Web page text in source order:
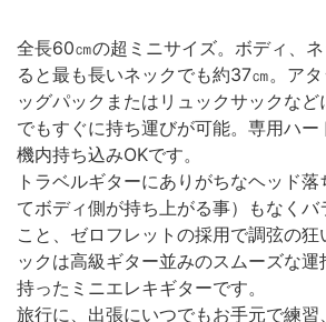
全長60㎝の超ミニサイズ。ボディ、
ると最も長いネックでも約37㎝。ア
ッグパックまたはリュックサックなど
でもすぐに持ち運びが可能。専用ハー
機内持ち込みOKです。
トラベルギターにありがちなヘッド落
てボディ側が持ち上がる事）もなくバ
こと、ゼロフレットの採用で調弦の
ックは高級ギター並みのスムーズな
持ったミニエレキギターです。
旅行に、出張にいつでもお手元で練習